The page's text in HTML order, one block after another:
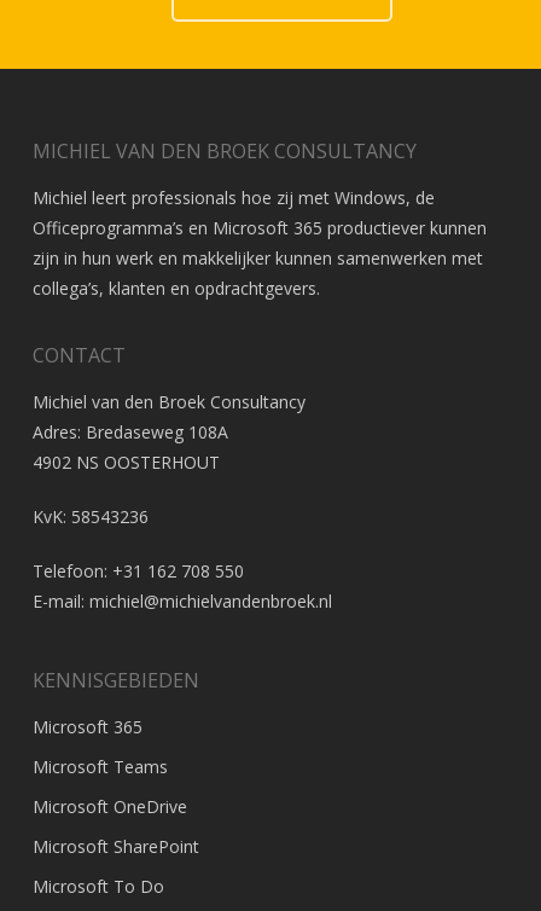
MICHIEL VAN DEN BROEK CONSULTANCY
Michiel leert professionals hoe zij met Windows, de
Officeprogramma’s en Microsoft 365 productiever kunnen
zijn in hun werk en makkelijker kunnen samenwerken met
collega’s, klanten en opdrachtgevers.
CONTACT
Michiel van den Broek Consultancy
Adres: Bredaseweg 108A
4902 NS OOSTERHOUT
KvK: 58543236
Telefoon: +31 162 708 550
E-mail: michiel@michielvandenbroek.nl
KENNISGEBIEDEN
Microsoft 365
Microsoft Teams
Microsoft OneDrive
Microsoft SharePoint
Microsoft To Do